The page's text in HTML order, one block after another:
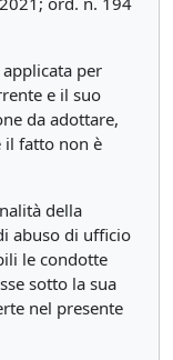
per
e il suo
da adottare,
il fatto non è
della
abuso di ufficio
le condotte
sotto la sua
nel presente